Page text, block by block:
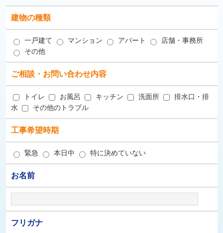
建物の種類
一戸建て マンション アパート
店舗・事務所
その他
ご相談・お問い合わせ内容
トイレ お風呂 キッチン 洗面所
排水口・排
水
その他のトラブル
工事希望時期
緊急 本日中 特に決めていない
お名前
フリガナ